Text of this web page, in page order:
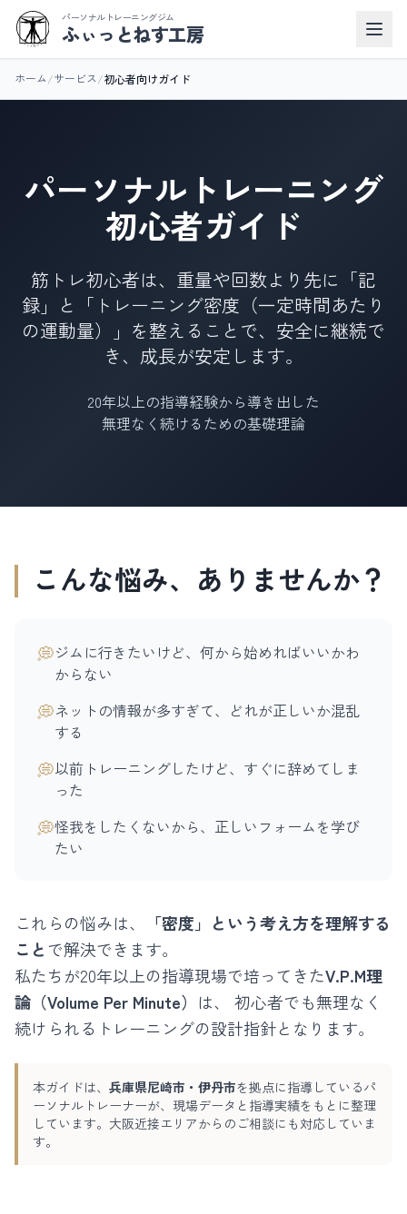
パーソナルトレーニングジム
ふぃっとねす工房
ホーム /サービス /初心者向けガイド
パーソナルトレーニング
初心者ガイド
筋トレ初心者は、重量や回数より先に「記
録」と「トレーニング密度（一定時間あたり
の運動量）」を整えることで、安全に継続で
き、成長が安定します。
20年以上の指導経験から導き出した
無理なく続けるための基礎理論
こんな悩み、ありませんか？
💭ジムに行きたいけど、何から始めればいいかわ
からない
💭ネットの情報が多すぎて、どれが正しいか混乱
する
💭以前トレーニングしたけど、すぐに辞めてしま
った
💭怪我をしたくないから、正しいフォームを学び
たい
これらの悩みは、
「密度」という考え方を理解する
ことで解決できます。
私たちが20年以上の指導現場で培ってきたV.P.M理
論（Volume Per Minute） は、 初心者でも無理なく
続けられるトレーニングの設計指針となります。
本ガイドは、 兵庫県尼崎市・伊丹市を拠点に指導しているパ
ーソナルトレーナーが、現場データと指導実績をもとに整理
しています。大阪近接エリアからのご相談にも対応していま
す。